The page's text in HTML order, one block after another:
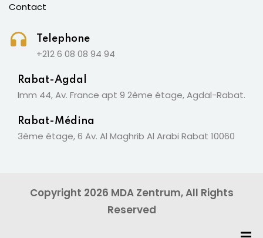
Contact
Telephone
+212 6 08 08 94 94
Rabat-Agdal
Imm 44, Av. France apt 9 2ème étage, Agdal-Rabat.
Rabat-Médina
3ème étage, 6 Av. Al Maghrib Al Arabi Rabat 10060
Copyright 2026 MDA Zentrum, All Rights
Reserved